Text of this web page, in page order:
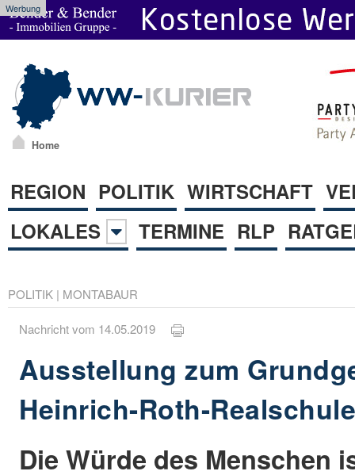
Werbung
Home
REGION POLITIK WIRTSCHAFT
LOKALES
TERMINE RLP
POLITIK | MONTABAUR
Nachricht vom 14.05.2019
Ausstellung zum
Heinrich-Roth-
Die Würde des Menschen